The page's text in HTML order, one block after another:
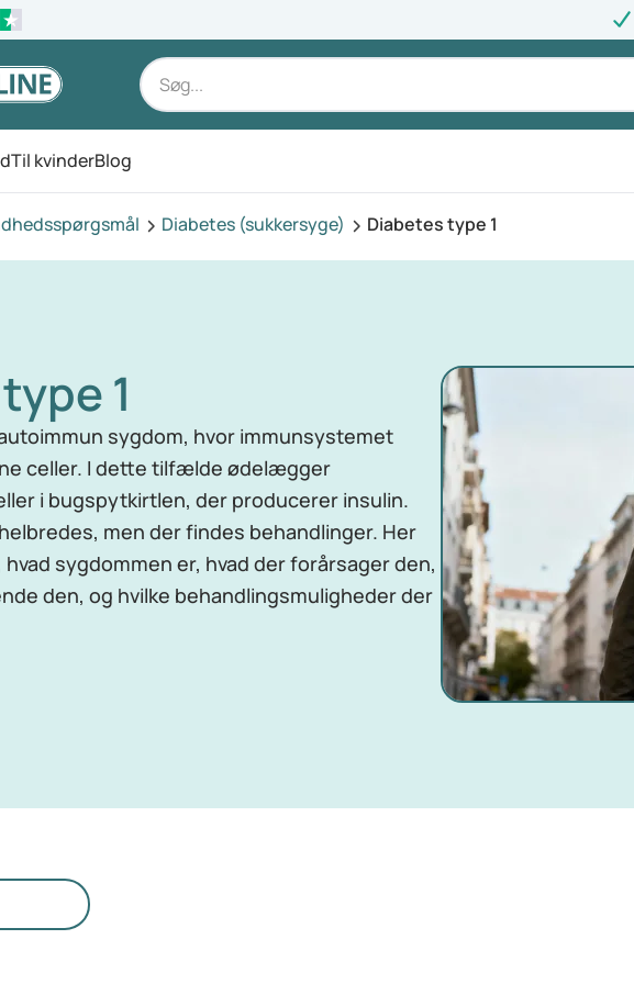
Til kvinderBlog
Diabetes (sukkersyge) Diabetes type 1
1
sygdom, hvor immunsystemet
celler. I dette tilfælde ødelægger
i bugspytkirtlen, der producerer insulin.
men der findes behandlinger. Her
sygdommen er, hvad der forårsager den,
den, og hvilke behandlingsmuligheder der